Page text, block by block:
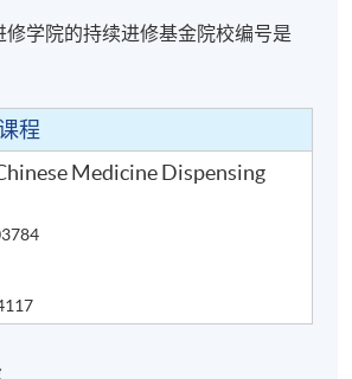
修学院的持续进修基金院校编号是
程
Medicine Dispensing